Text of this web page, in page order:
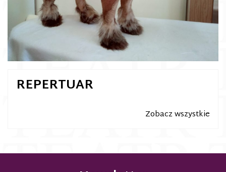
REPERTUAR
Zobacz wszystkie